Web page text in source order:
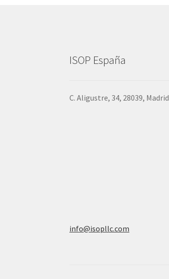
ISOP España
C. Aligustre, 34, 28039, Madrid
info@isopllc.com